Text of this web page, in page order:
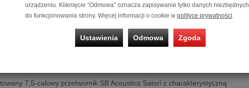
swoich kultowych monitorów pasywnych - S400 MK3. To
na doświadczenia zebrane od tysięcy użytkowników
która ma oferować jeszcze większą skalę brzmienia, wyższą
tonów, przy zachowaniu kompaktowych wymiarów idealnych do
7,5-calowy przetwornik SB Acoustics Satori z charakterystyczną
urządzeniu. Kliknięcie “Odmowa” oznacza zapisywanie tylko danych niezbędnych
do funkcjonowania strony. Więcej informacji o cookie w polityce prywatności
Ustawienia Odmowa Zgoda